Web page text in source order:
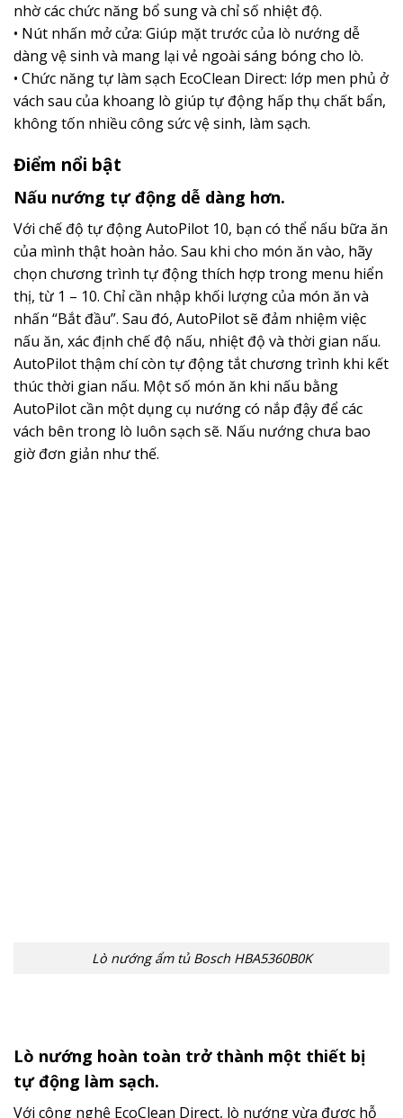
nhờ các chức năng bổ sung và chỉ số nhiệt độ.
• Nút nhấn mở cửa: Giúp mặt trước của lò nướng dễ
dàng vệ sinh và mang lại vẻ ngoài sáng bóng cho lò.
• Chức năng tự làm sạch EcoClean Direct: lớp men phủ ở
vách sau của khoang lò giúp tự động hấp thụ chất bẩn,
không tốn nhiều công sức vệ sinh, làm sạch.
Điểm nổi bật
Nấu nướng tự động dễ dàng hơn.
Với chế độ tự động AutoPilot 10, bạn có thể nấu bữa ăn
của mình thật hoàn hảo. Sau khi cho món ăn vào, hãy
chọn chương trình tự động thích hợp trong menu hiển
thị, từ 1 – 10. Chỉ cần nhập khối lượng của món ăn và
nhấn “Bắt đầu”. Sau đó, AutoPilot sẽ đảm nhiệm việc
nấu ăn, xác định chế độ nấu, nhiệt độ và thời gian nấu.
AutoPilot thậm chí còn tự động tắt chương trình khi kết
thúc thời gian nấu. Một số món ăn khi nấu bằng
AutoPilot cần một dụng cụ nướng có nắp đậy để các
vách bên trong lò luôn sạch sẽ. Nấu nướng chưa bao
giờ đơn giản như thế.
Lò nướng ẩm tủ Bosch HBA5360B0K
Lò nướng hoàn toàn trở thành một thiết bị
tự động làm sạch.
Với công nghệ EcoClean Direct, lò nướng vừa được hỗ